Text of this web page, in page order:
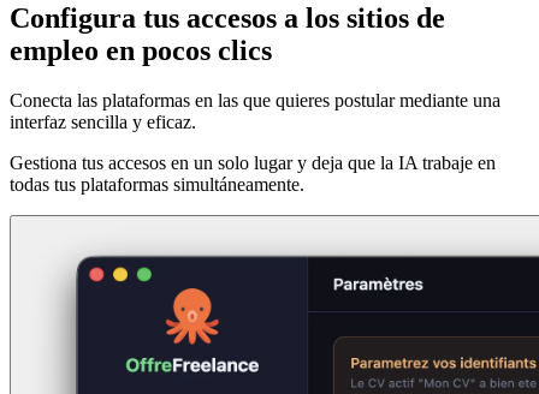
Configura tus accesos a los sitios de
empleo en pocos clics
Conecta las plataformas en las que quieres postular mediante una
interfaz sencilla y eficaz.
Gestiona tus accesos en un solo lugar y deja que la IA trabaje en
todas tus plataformas simultáneamente.